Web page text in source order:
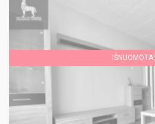
IŠNUOMOTA!